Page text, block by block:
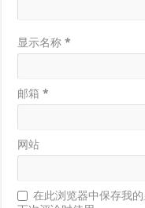
显示名称*
邮箱*
网站
在此浏览器中保存我